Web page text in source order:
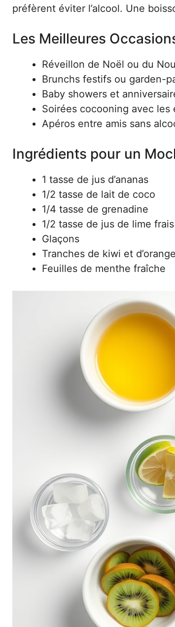
préfèrent éviter l’alcool. Une
Les Meilleures
Réveillon de Noël ou du
Brunchs festifs ou garden-
Baby showers et
Soirées cocooning avec les
Apéros entre amis sans
Ingrédients pour un
1 tasse de jus d’ananas
1/2 tasse de lait de coco
1/4 tasse de grenadine
1/2 tasse de jus de lime frais
Glaçons
Tranches de kiwi et
Feuilles de menthe fraîche